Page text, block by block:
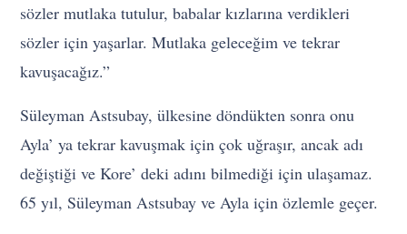
sözler mutlaka tutulur, babalar kızlarına verdikleri
sözler için yaşarlar. Mutlaka geleceğim ve tekrar
kavuşacağız.”
Süleyman Astsubay, ülkesine döndükten sonra onu
Ayla’ ya tekrar kavuşmak için çok uğraşır, ancak adı
değiştiği ve Kore’ deki adını bilmediği için ulaşamaz.
65 yıl, Süleyman Astsubay ve Ayla için özlemle geçer.